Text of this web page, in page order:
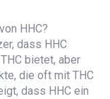
HHC?
dass HHC
bietet, aber
die oft mit THC
dass HHC ein